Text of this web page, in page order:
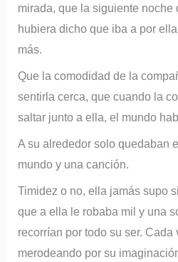
mirada, que la siguiente noche
hubiera dicho que iba a por
más.
Que la comodidad de la
sentirla cerca, que cuando la
saltar junto a ella, el mundo
A su alrededor solo quedaban
mundo y una canción.
Timidez o no, ella jamás supo
que a ella le robaba mil y una
recorrían por todo su ser. Cada
merodeando por su